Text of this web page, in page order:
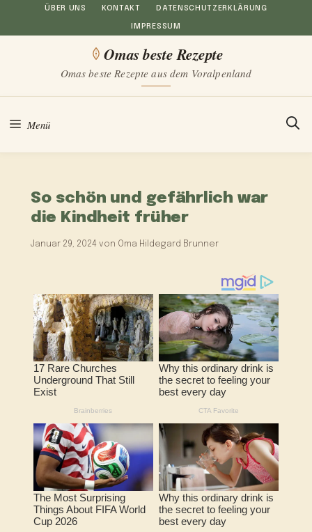
Inhalt
ÜBER UNS KONTAKT DATENSCHUTZERKLÄRUNG
IMPRESSUM
Omas beste Rezepte
Omas beste Rezepte aus dem Voralpenland
Menü
So schön und gefährlich war
die Kindheit früher
Januar 29, 2024 von Oma Hildegard Brunner